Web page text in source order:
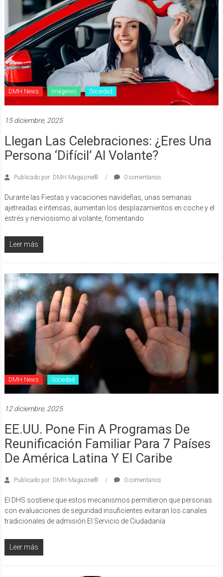
DMH News Imágenes Sociedad
15 diciembre, 2025
Llegan Las Celebraciones: ¿eres Una
Persona ‘difícil’ Al Volante?
Publicado por: DMH Magazine® 0 comentarios
Durante las Fiestas y vacaciones navideñas, unas semanas
ajetreadas e intensas, aumentan los desplazamientos en coche y el
estrés y nerviosismo al volante, fomentando
Leer más
DMH News Sociedad
12 diciembre, 2025
EE.UU. Pone Fin A Programas De
Reunificación Familiar Para 7 Países
De América Latina Y El Caribe
Publicado por: DMH Magazine® 0 comentarios
El DHS sostiene que estos mecanismos permitieron que personas
con evaluaciones de seguridad insuficientes evitaran los canales
tradicionales de admisión El Servicio de Ciudadanía
Leer más